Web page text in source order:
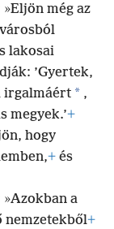
még az
lakosai
’Gyertek,
irgalmáért * ,
megyek.’+
hogy
+ és
a
nemzetekből+